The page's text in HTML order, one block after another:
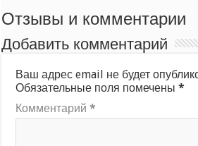
Отзывы и комментарии
Добавить комментарий
Ваш адрес email не будет
Обязательные поля помечены*
Комментарий*